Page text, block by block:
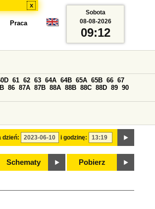
x
Praca
dzień: i godzinę:
61 62 63 64A 64B 65A 65B 66 67
86 87A 87B 88A 88B 88C 88D 89 90
Schematy Pobierz
Sobota
08-08-2026
09:12